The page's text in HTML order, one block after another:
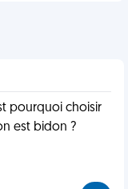
pourquoi choisir
est bidon ?